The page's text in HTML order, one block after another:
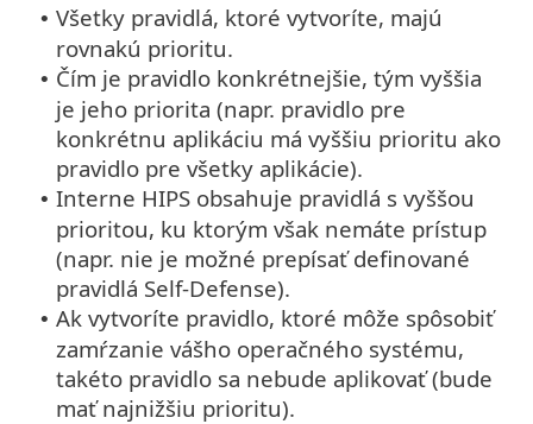
• Všetky pravidlá, ktoré vytvoríte, majú
rovnakú prioritu.
• Čím je pravidlo konkrétnejšie, tým vyššia
je jeho priorita (napr. pravidlo pre
konkrétnu aplikáciu má vyššiu prioritu ako
pravidlo pre všetky aplikácie).
• Interne HIPS obsahuje pravidlá s vyššou
prioritou, ku ktorým však nemáte prístup
(napr. nie je možné prepísať definované
pravidlá Self-Defense).
• Ak vytvoríte pravidlo, ktoré môže spôsobiť
zamŕzanie vášho operačného systému,
takéto pravidlo sa nebude aplikovať (bude
mať najnižšiu prioritu).